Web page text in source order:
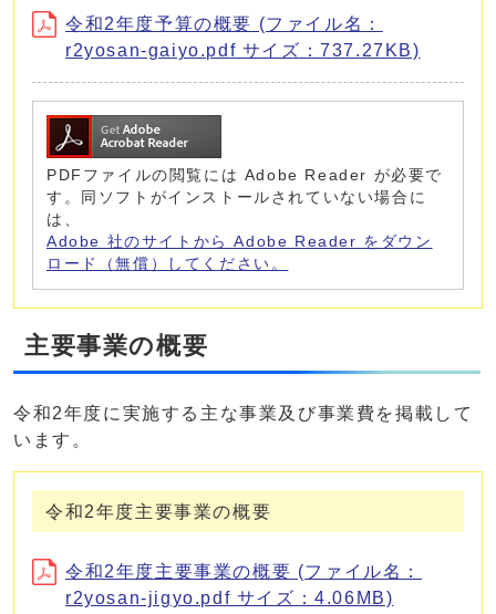
令和2年度予算の概要 (ファイル名：
r2yosan-gaiyo.pdf サイズ：737.27KB)
PDFファイルの閲覧には Adobe Reader が必要で
す。同ソフトがインストールされていない場合に
は、
Adobe 社のサイトから Adobe Reader をダウン
ロード（無償）してください。
主要事業の概要
令和2年度に実施する主な事業及び事業費を掲載して
います。
令和2年度主要事業の概要
令和2年度主要事業の概要 (ファイル名：
r2yosan-jigyo.pdf サイズ：4.06MB)